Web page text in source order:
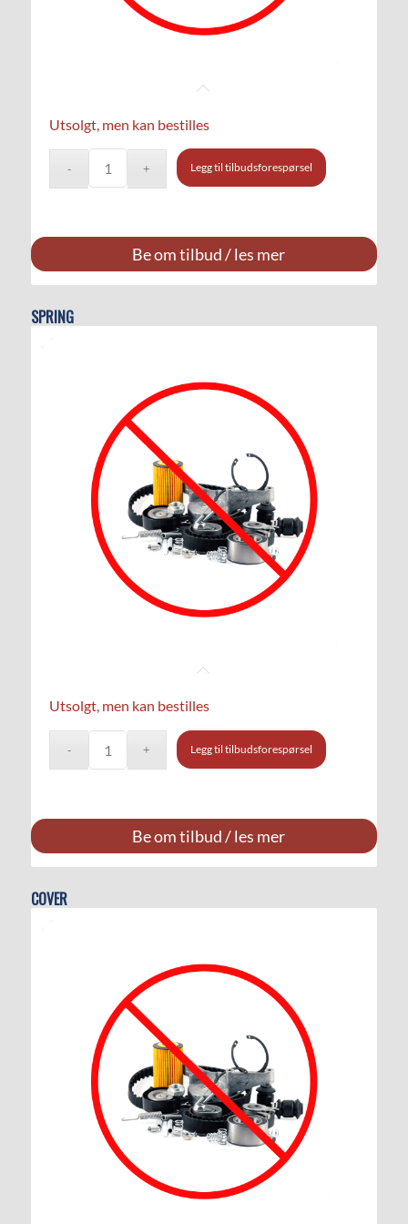
Utsolgt, men kan bestilles
Legg til tilbudsforespørsel
Be om tilbud / les mer
SPRING
Utsolgt, men kan bestilles
Legg til tilbudsforespørsel
Be om tilbud / les mer
COVER